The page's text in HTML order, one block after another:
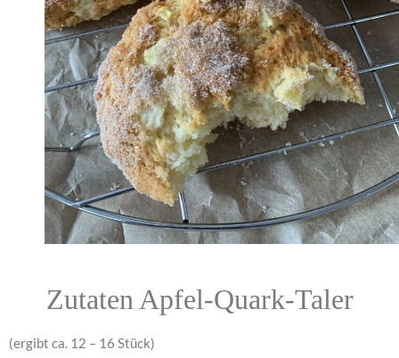
Zutaten Apfel-Quark-Taler
(ergibt ca. 12 – 16 Stück)